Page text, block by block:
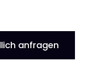
anfragen